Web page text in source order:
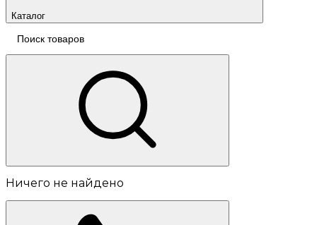
Каталог
Ничего не найдено